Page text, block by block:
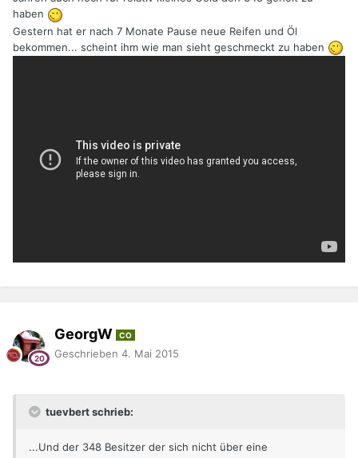
haben
Gestern hat er nach 7 Monate Pause neue Reifen und Öl
bekommen... scheint ihm wie man sieht geschmeckt zu haben
GeorgW CO
Geschrieben 4. Mai 2015
tuevbert schrieb:
...Und der 348 Besitzer der sich nicht über eine